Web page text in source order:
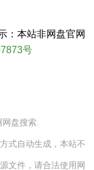
：本站非网盘官网
号
盘搜索.
式自动生成，本站不
文件，请合法使用网